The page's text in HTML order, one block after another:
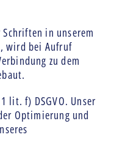
in unserem
wird bei Aufruf
zu dem
lit. f) DSGVO. Unser
Optimierung und